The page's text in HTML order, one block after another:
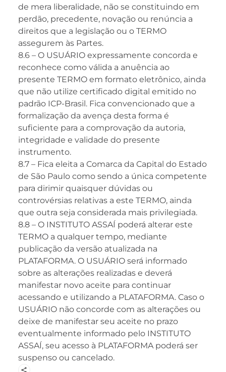
de mera liberalidade, não se constituindo em
perdão, precedente, novação ou renúncia a
direitos que a legislação ou o TERMO
assegurem às Partes.
8.6 – O USUÁRIO expressamente concorda e
reconhece como válida a anuência ao
presente TERMO em formato eletrônico, ainda
que não utilize certificado digital emitido no
padrão ICP-Brasil. Fica convencionado que a
formalização da avença desta forma é
suficiente para a comprovação da autoria,
integridade e validade do presente
instrumento.
8.7 – Fica eleita a Comarca da Capital do Estado
de São Paulo como sendo a única competente
para dirimir quaisquer dúvidas ou
controvérsias relativas a este TERMO, ainda
que outra seja considerada mais privilegiada.
8.8 – O INSTITUTO ASSAÍ poderá alterar este
TERMO a qualquer tempo, mediante
publicação da versão atualizada na
PLATAFORMA. O USUÁRIO será informado
sobre as alterações realizadas e deverá
manifestar novo aceite para continuar
acessando e utilizando a PLATAFORMA. Caso o
USUÁRIO não concorde com as alterações ou
deixe de manifestar seu aceite no prazo
eventualmente informado pelo INSTITUTO
ASSAÍ, seu acesso à PLATAFORMA poderá ser
suspenso ou cancelado.